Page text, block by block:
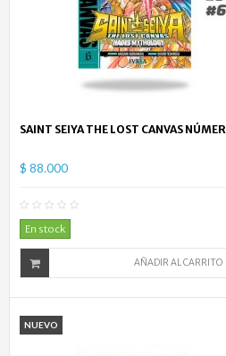
SAINT SEIYA THE LOST CANVAS
$ 88.000
En stock
AÑADIR AL CARRITO
NUEVO